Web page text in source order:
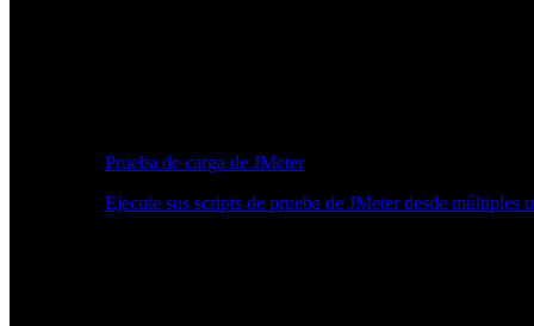
Prueba de carga de JMeter
Ejecute sus scripts de prueba de JMeter desde múltiples